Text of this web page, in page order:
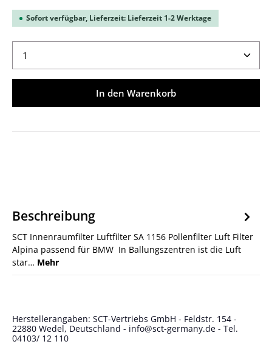
Sofort verfügbar, Lieferzeit: Lieferzeit 1-2 Werktage
Produkt Anzahl: Gib den gewünschten Wert ein
In den Warenkorb
Beschreibung
SCT Innenraumfilter Luftfilter SA 1156 Pollenfilter Luft Filter
Alpina passend für BMW In Ballungszentren ist die Luft
star… Mehr
Herstellerangaben: SCT-Vertriebs GmbH - Feldstr. 154 -
22880 Wedel, Deutschland - info@sct-germany.de - Tel.
04103/ 12 110